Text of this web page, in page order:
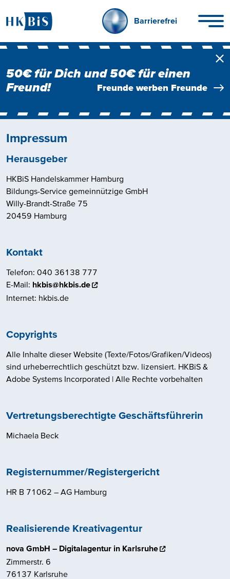
Barrierefrei
50€ für Dich und 50€ für einen
Freund!
Freunde werben Freunde
Impressum
Herausgeber
HKBiS Handelskammer Hamburg
Bildungs-Service gemeinnützige GmbH
Willy-Brandt-Straße 75
20459 Hamburg
Kontakt
Telefon: 040 36138 777
E-Mail: hkbis@hkbis.de
Internet: hkbis.de
Copyrights
Alle Inhalte dieser Website (Texte/Fotos/Grafiken/Videos)
sind urheberrechtlich geschützt bzw. lizensiert. HKBiS &
Adobe Systems Incorporated | Alle Rechte vorbehalten
Vertretungsberechtigte Geschäftsführerin
Michaela Beck
Registernummer/Registergericht
HR B 71062 – AG Hamburg
Realisierende Kreativagentur
nova GmbH – Digitalagentur in Karlsruhe
Zimmerstr. 6
76137 Karlsruhe